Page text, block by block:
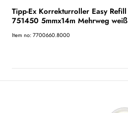
Tipp-Ex Korrekturroller Easy Refill
751450 5mmx14m Mehrweg weiß
Item no: 7700660.8000